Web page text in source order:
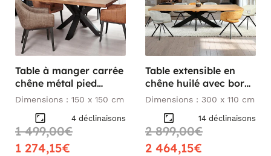
Table à manger carrée
chêne métal pied
croisé 150 cm OKA
Dimensions : 150 x 150 cm
4 déclinaisons
1 499,00€
1 274,15€
Table extensible en
chêne huilé avec bords
naturels 300 cm
Dimensions : 300 x 110 cm
14 déclinaisons
2 899,00€
2 464,15€